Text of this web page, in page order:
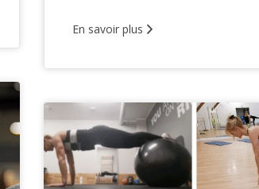
En savoir plus